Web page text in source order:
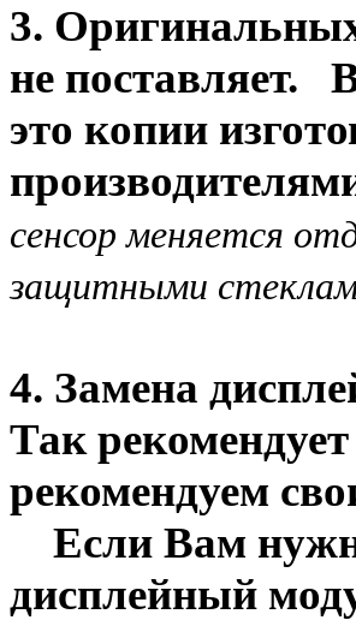
3.
не поставляет.
это копии
сенсор меняется
защитными
4. Замена
Так
рекомендуем
Если Вам
дисплейный